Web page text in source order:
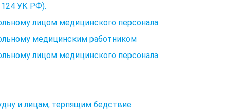
124 УК РФ).
лицом медицинского персонала
медицинским работником
лицом медицинского персонала
и лицам, терпящим бедствие